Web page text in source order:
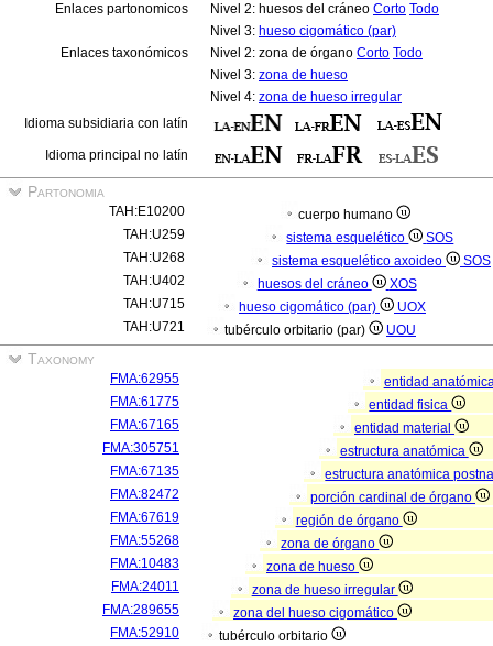
Enlaces partonomicos
Nivel 2: huesos del cráneo Corto Todo
Nivel 3: hueso cigomático (par)
Enlaces taxonómicos
Nivel 2: zona de órgano Corto Todo
Nivel 3: zona de hueso
Nivel 4: zona de hueso irregular
Idioma subsidiaria con latín
Idioma principal no latín
Partonomia
TAH:E10200
cuerpo humano
TAH:U259
sistema esquelético
SOS
TAH:U268
sistema esquelético axoideo
SOS
TAH:U402
huesos del cráneo
XOS
TAH:U715
hueso cigomático (par)
UOX
TAH:U721
tubérculo orbitario (par) UOU
Taxonomy
FMA:62955
entidad
FMA:61775
entidad fisica
FMA:67165
entidad material
FMA:305751
estructura anatómica
FMA:67135
estructura anatómica
FMA:82472
porción cardinal de órgano
FMA:67619
región de órgano
FMA:55268
zona de órgano
FMA:10483
zona de hueso
FMA:24011
zona de hueso irregular
FMA:289655
zona del hueso cigomático
FMA:52910
tubérculo orbitario